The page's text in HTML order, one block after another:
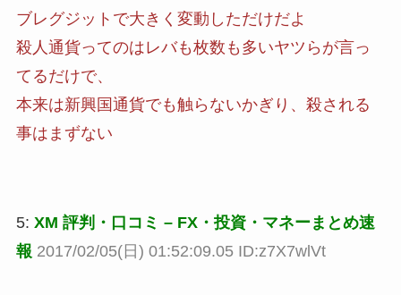
ブレグジットで大きく変動しただけだよ
殺人通貨ってのはレバも枚数も多いヤツらが言っ
てるだけで、
本来は新興国通貨でも触らないかぎり、殺される
事はまずない
5: XM 評判・口コミ – FX・投資・マネーまとめ速
報 2017/02/05(日) 01:52:09.05 ID:z7X7wlVt